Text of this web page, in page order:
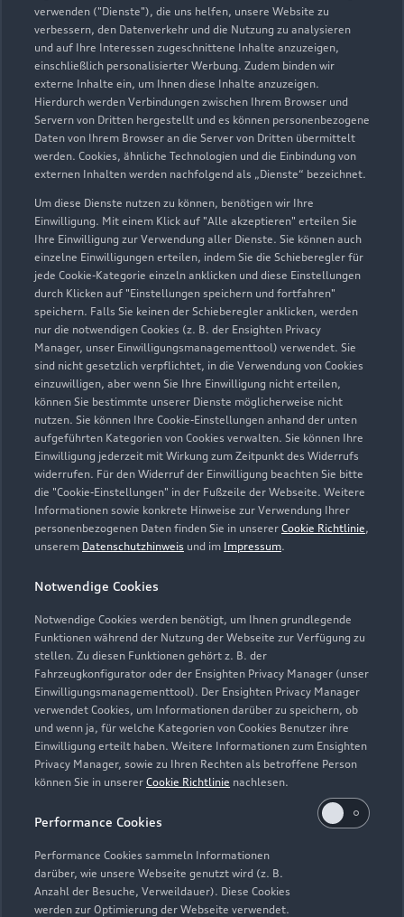
verwenden ("Dienste"), die uns helfen, unsere Website zu
verbessern, den Datenverkehr und die Nutzung zu analysieren
und auf Ihre Interessen zugeschnittene Inhalte anzuzeigen,
einschließlich personalisierter Werbung. Zudem binden wir
externe Inhalte ein, um Ihnen diese Inhalte anzuzeigen.
Hierdurch werden Verbindungen zwischen Ihrem Browser und
Servern von Dritten hergestellt und es können personenbezogene
Daten von Ihrem Browser an die Server von Dritten übermittelt
werden. Cookies, ähnliche Technologien und die Einbindung von
externen Inhalten werden nachfolgend als „Dienste“ bezeichnet.
Um diese Dienste nutzen zu können, benötigen wir Ihre
Einwilligung. Mit einem Klick auf "Alle akzeptieren" erteilen Sie
Ihre Einwilligung zur Verwendung aller Dienste. Sie können auch
einzelne Einwilligungen erteilen, indem Sie die Schieberegler für
jede Cookie-Kategorie einzeln anklicken und diese Einstellungen
durch Klicken auf "Einstellungen speichern und fortfahren"
speichern. Falls Sie keinen der Schieberegler anklicken, werden
nur die notwendigen Cookies (z. B. der Ensighten Privacy
Manager, unser Einwilligungsmanagementtool) verwendet. Sie
sind nicht gesetzlich verpflichtet, in die Verwendung von Cookies
einzuwilligen, aber wenn Sie Ihre Einwilligung nicht erteilen,
können Sie bestimmte unserer Dienste möglicherweise nicht
nutzen. Sie können Ihre Cookie-Einstellungen anhand der unten
aufgeführten Kategorien von Cookies verwalten. Sie können Ihre
Einwilligung jederzeit mit Wirkung zum Zeitpunkt des Widerrufs
widerrufen. Für den Widerruf der Einwilligung beachten Sie bitte
die "Cookie-Einstellungen" in der Fußzeile der Webseite. Weitere
Informationen sowie konkrete Hinweise zur Verwendung Ihrer
personenbezogenen Daten finden Sie in unserer Cookie Richtlinie,
unserem Datenschutzhinweis und im Impressum.
Notwendige Cookies
Notwendige Cookies werden benötigt, um Ihnen grundlegende
Funktionen während der Nutzung der Webseite zur Verfügung zu
stellen. Zu diesen Funktionen gehört z. B. der
Fahrzeugkonfigurator oder der Ensighten Privacy Manager (unser
Einwilligungsmanagementtool). Der Ensighten Privacy Manager
verwendet Cookies, um Informationen darüber zu speichern, ob
und wenn ja, für welche Kategorien von Cookies Benutzer ihre
Einwilligung erteilt haben. Weitere Informationen zum Ensighten
Privacy Manager, sowie zu Ihren Rechten als betroffene Person
können Sie in unserer Cookie Richtlinie nachlesen.
Performance Cookies
Performance Cookies sammeln Informationen
darüber, wie unsere Webseite genutzt wird (z. B.
Anzahl der Besuche, Verweildauer). Diese Cookies
werden zur Optimierung der Webseite verwendet.
Servicetermin vereinbaren
Autohaus Weber GmbH
Servicepartner e-tron
Friedrich-Schmelzer-Straße 5
39340 Haldensleben
03904 725910
info@autos-weber.de
Kontaktdaten herunterladen
Zurück nach oben
Modelle
Elektromodelle
Neuwagensuche
Gebrauchtwagensuche
Service & Zubehör
Saisonale Angebote
Support